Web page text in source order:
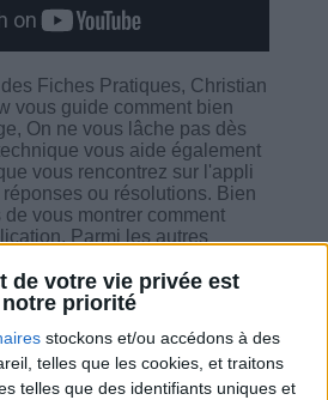
de votre vie privée est
notre priorité
stockons et/ou accédons à des
telles que les cookies, et traitons
telles que des identifiants uniques et
Fiches Pratiques, Christian
vous guide comment bien
On ne vous lâche pas dès
vous aide également
vous rencontrez sur l'appli
ou résolutions. Bien
vous montrer comment
Parmi les autres
lives du Dr Cohen, l'appli
dans l'appli, l'arrêt des
sur l'interview en direct du
livre La Méthode Cohen...